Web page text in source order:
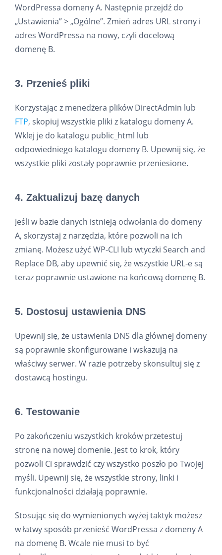
WordPressa domeny A. Następnie przejdź do
„Ustawienia” > „Ogólne”. Zmień adres URL strony i
adres WordPressa na nowy, czyli docelową
domenę B.
3. Przenieś pliki
Korzystając z menedżera plików DirectAdmin lub
FTP, skopiuj wszystkie pliki z katalogu domeny A.
Wklej je do katalogu public_html lub
odpowiedniego katalogu domeny B. Upewnij się, że
wszystkie pliki zostały poprawnie przeniesione.
4. Zaktualizuj bazę danych
Jeśli w bazie danych istnieją odwołania do domeny
A, skorzystaj z narzędzia, które pozwoli na ich
zmianę. Możesz użyć WP-CLI lub wtyczki Search and
Replace DB, aby upewnić się, że wszystkie URL-e są
teraz poprawnie ustawione na końcową domenę B.
5. Dostosuj ustawienia DNS
Upewnij się, że ustawienia DNS dla głównej domeny
są poprawnie skonfigurowane i wskazują na
właściwy serwer. W razie potrzeby skonsultuj się z
dostawcą hostingu.
6. Testowanie
Po zakończeniu wszystkich kroków przetestuj
stronę na nowej domenie. Jest to krok, który
pozwoli Ci sprawdzić czy wszystko poszło po Twojej
myśli. Upewnij się, że wszystkie strony, linki i
funkcjonalności działają poprawnie.
Stosując się do wymienionych wyżej taktyk możesz
w łatwy sposób przenieść WordPressa z domeny A
na domenę B. Wcale nie musi to być